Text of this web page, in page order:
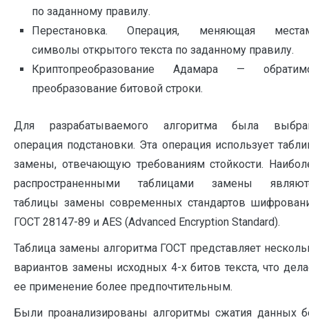
по заданному правилу.
Перестановка. Операция, меняющая
символы открытого текста по заданному правилу.
Криптопреобразование Адамара —
преобразование битовой строки.
Для разрабатываемого алгоритма была
операция подстановки. Эта операция использует
замены, отвечающую требованиям стойкости.
распространенными таблицами замены
таблицы замены современных стандартов
ГОСТ 28147-89 и AES (Advanced Encryption Standard).
Таблица замены алгоритма ГОСТ представляет
вариантов замены исходных 4-х битов текста, что
ее применение более предпочтительным.
Были проанализированы алгоритмы сжатия данных